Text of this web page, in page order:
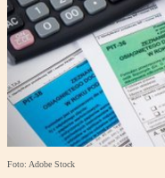
Foto: Adobe Stock